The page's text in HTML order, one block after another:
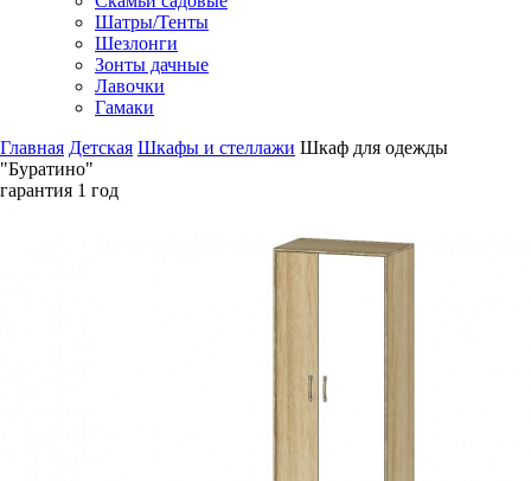
Шатры/Тенты
Шезлонги
Зонты дачные
Лавочки
Гамаки
Главная Детская Шкафы и стеллажи Шкаф для одежды
"Буратино"
гарантия 1 год